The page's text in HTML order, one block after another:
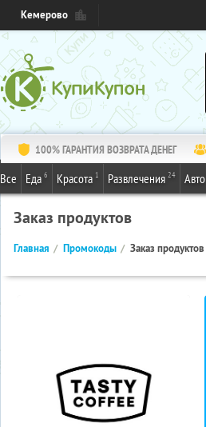
Кемерово
100% ГАРАНТИЯ ВОЗВРАТА ДЕНЕГ
Все Еда 6 Красота 1 Развлечения 24 Авто
Заказ продуктов
Главная Промокоды Заказ продуктов